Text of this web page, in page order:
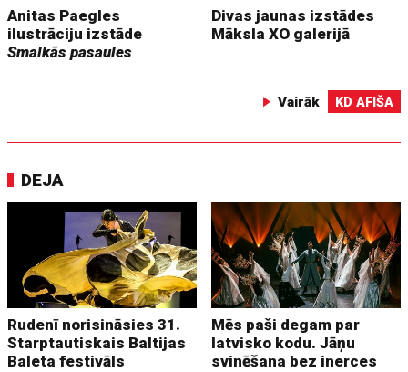
Anitas Paegles
ilustrāciju izstāde
Smalkās pasaules
Divas jaunas izstādes
Māksla XO galerijā
Vairāk KD AFIŠA
DEJA
Rudenī norisināsies 31.
Starptautiskais Baltijas
Baleta festivāls
Mēs paši degam par
latvisko kodu. Jāņu
svinēšana bez inerces